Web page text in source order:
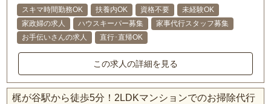
スキマ時間勤務OK 扶養内OK 資格不要
未経験OK
家政婦の求人
ハウスキーパー募集
家事代行スタッフ募集
お手伝いさんの求人
直行･直帰OK
この求人の詳細を見る
梶が谷駅から徒歩5分！2LDKマンションでのお掃除代行